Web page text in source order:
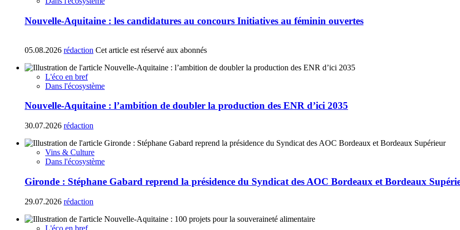
Nouvelle-Aquitaine : les candidatures au concours Initiatives au féminin ouvertes
05.08.2026 rédaction Cet article est réservé aux abonnés
L'éco en bref
Dans l'écosystème
Nouvelle-Aquitaine : l’ambition de doubler la production des ENR d’ici 2035
30.07.2026 rédaction
Vins & Culture
Dans l'écosystème
Gironde : Stéphane Gabard reprend la présidence du Syndicat des AOC Bordeaux et Bordeaux
29.07.2026 rédaction
L'éco en bref